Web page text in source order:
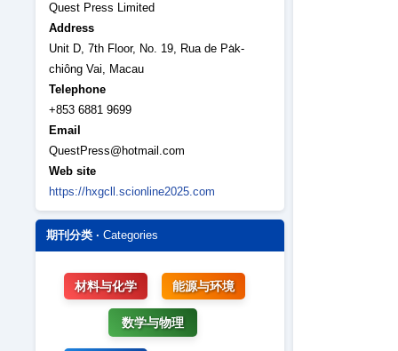
Quest Press Limited
Address
Unit D, 7th Floor, No. 19, Rua de Pa̍k-
chiông Vai, Macau
Telephone
+853 6881 9699
Email
QuestPress@hotmail.com
Web site
https://hxgcll.scionline2025.com
期刊分类 · Categories
材料与化学 能源与环境
数学与物理